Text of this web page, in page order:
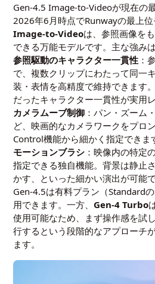
Gen-4.5 Image-to-Videoが現在の
2026年6月時点でRunwayの最上位
Image-to-Videoは、参照画像を
できる万能モデルです。主な強み
参照駆動のキャラクター一貫性 ：
で、複数クリップにわたって同一
装・表情を高精度で維持できます
だったキャラクター一貫性が実用
カメラムーブ制御 ：パン・ズーム
ど、映画的なカメラワークをプロ
Control機能から細かく指定できま
モーションブラシ ：映像内の特定
指定できる独自機能。背景は静止
かす、といった細かい演出が可能で
Gen-4.5は有料プラン（Standard
用できます。一方、 Gen-4 Turbo
使用可能なため、まず操作感を試
行するという段階的なアプローチ
ます。